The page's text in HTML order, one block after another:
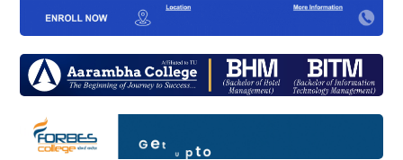
नेपाल
चितवन
सेरोफेरो
समाचार